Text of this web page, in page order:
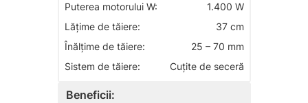
Puterea motorului W:
1.400 W
Lăţime de tăiere:
37 cm
Înălţime de tăiere:
25 – 70 mm
Sistem de tăiere:
Cuţite de seceră
Beneficii: